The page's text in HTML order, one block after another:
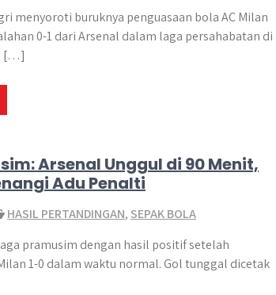
menyoroti buruknya penguasaan bola AC Milan
0-1 dari Arsenal dalam laga persahabatan di
[…]
Arsenal Unggul di 90 Menit,
Adu Penalti
HASIL PERTANDINGAN, SEPAK BOLA
pramusim dengan hasil positif setelah
1-0 dalam waktu normal. Gol tunggal dicetak